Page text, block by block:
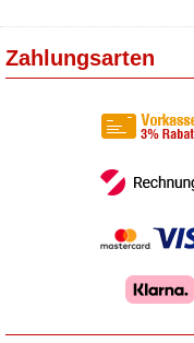
Zahlungsarten